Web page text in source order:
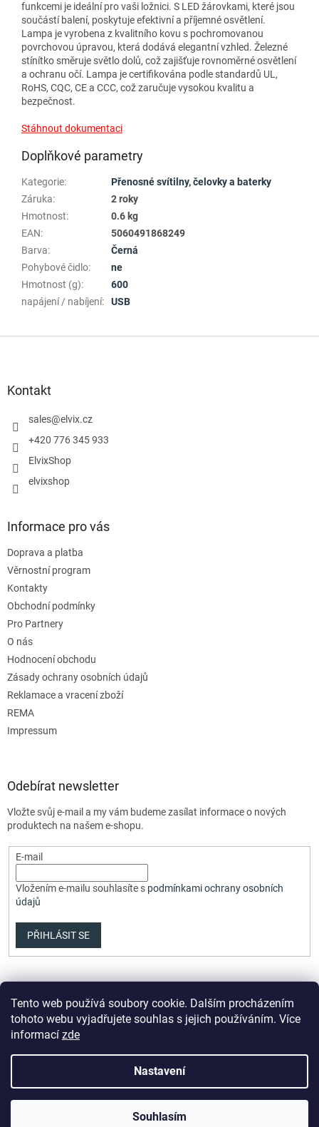
Tento web používá soubory cookie. Dalším procházením
tohoto webu vyjadřujete souhlas s jejich používáním. Více
informací zde
Nastavení
Souhlasím
funkcemi je ideální pro vaši ložnici. S LED žárovkami, které jsou
součástí balení, poskytuje efektivní a příjemné osvětlení.
Lampa je vyrobena z kvalitního kovu s pochromovanou
povrchovou úpravou, která dodává elegantní vzhled. Železné
stínítko směruje světlo dolů, což zajišťuje rovnoměrné osvětlení
a ochranu očí. Lampa je certifikována podle standardů UL,
RoHS, CQC, CE a CCC, což zaručuje vysokou kvalitu a
bezpečnost.
Stáhnout dokumentaci
Doplňkové parametry
Kategorie:
Přenosné svítilny, čelovky a baterky
Záruka:
2 roky
Hmotnost:
0.6 kg
EAN:
5060491868249
Barva:
Černá
Pohybové čidlo:
ne
Hmotnost (g):
600
napájení / nabíjení: USB
Kontakt
sales@elvix.cz
+420 776 345 933
ElvixShop
elvixshop
Informace pro vás
Doprava a platba
Věrnostní program
Kontakty
Obchodní podmínky
Pro Partnery
O nás
Hodnocení obchodu
Zásady ochrany osobních údajů
Reklamace a vracení zboží
REMA
Impressum
Odebírat newsletter
Vložte svůj e-mail a my vám budeme zasílat informace o nových
produktech na našem e-shopu.
E-mail
Vložením e-mailu souhlasíte s podmínkami ochrany osobních
údajů
PŘIHLÁSIT SE
nastavení cookies